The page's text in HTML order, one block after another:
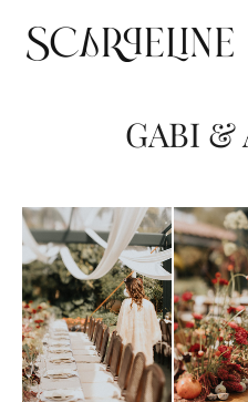
GABI &